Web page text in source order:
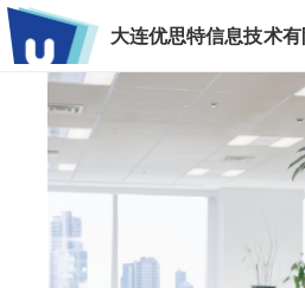
大连优思特信息技术